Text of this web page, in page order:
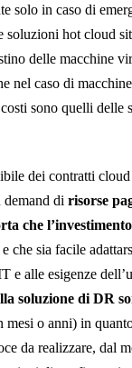
solo in caso di
soluzioni hot cloud
delle macchine
nel caso di
sono quelli delle
dei contratti cloud
di risorse
che
che sia facile
e alle esigenze
soluzione di DR
mesi o anni) in
da realizzare, dal